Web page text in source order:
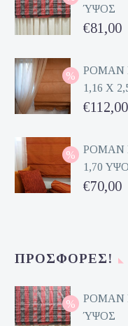
ΎΨΟΣ
Original
was:
€81,00
τιμή
είναι:
ΡΟΜΑΝ
1,16 Χ
Original
was:
€112,00
τιμή
είναι:
ΡΟΜΑΝ
1,70
Original
€70,00
ΠΡΟΣΦΟΡΈΣ!
ΡΟΜΑΝ
ΎΨΟΣ